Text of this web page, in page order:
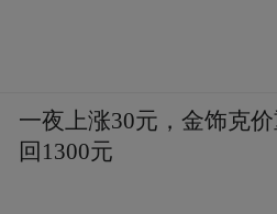
一夜上涨30元，金饰克
回1300元